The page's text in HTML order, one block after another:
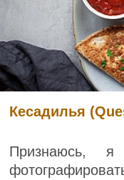
Кесадилья
Признаюсь,